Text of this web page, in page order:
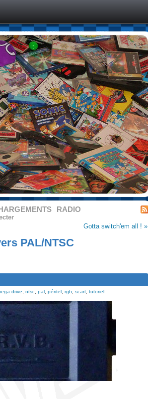
RADIO
Gotta switch'em all ! »
PAL/NTSC
drive ntsc, pal, péritel, rgb, scart, tutoriel